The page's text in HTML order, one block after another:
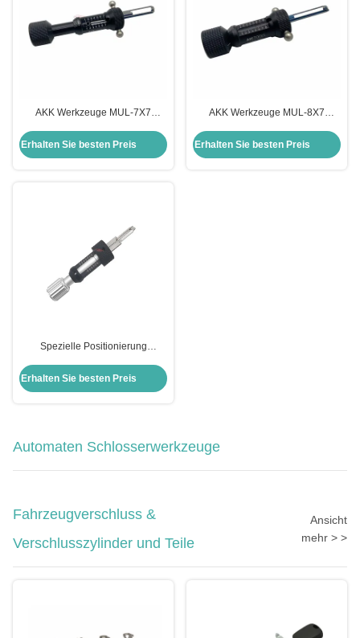
AKK Werkzeuge MUL-7X7
Schlosser Picking-Werkzeuge
Schloss pikt Werkzeuge
Erhalten Sie besten Preis
AKK Werkzeuge MUL-8X7
Schlosserwerkzeuge Schloss
wählt Werkzeuge
Erhalten Sie besten Preis
Spezielle Positionierung
Werkzeuge Klinge Schloss wählt
Werkzeuge für ABUS CISA
Erhalten Sie besten Preis
Automaten Schlosserwerkzeuge
Fahrzeugverschluss &
Verschlusszylinder und Teile
Ansicht
mehr > >